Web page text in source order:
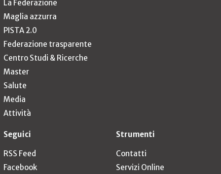
La Federazione
Maglia azzurra
PISTA 2.0
Federazione trasparente
Centro Studi & Ricerche
Master
Salute
Media
Attività
Seguici
RSS Feed
Facebook
Strumenti
Contatti
Servizi Online